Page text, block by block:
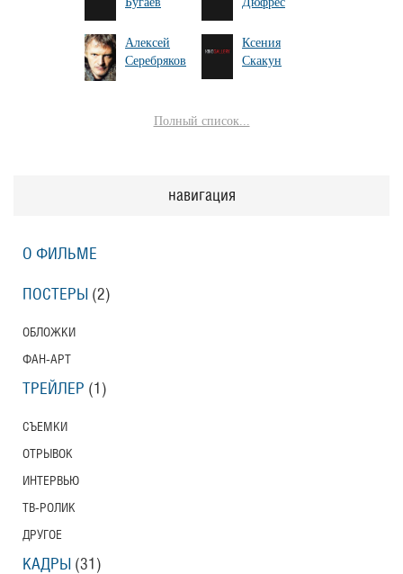
Алексей
Серебряков
Ксения
Скакун
Полный список...
навигация
О ФИЛЬМЕ
ПОСТЕРЫ (2)
ОБЛОЖКИ
ФАН-АРТ
ТРЕЙЛЕР (1)
СЪЕМКИ
ОТРЫВОК
ИНТЕРВЬЮ
ТВ-РОЛИК
ДРУГОЕ
КАДРЫ (31)